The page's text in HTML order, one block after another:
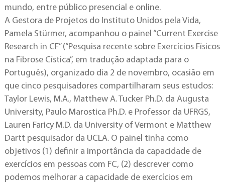
mundo, entre público presencial e online.
A Gestora de Projetos do Instituto Unidos pela Vida,
Pamela Stürmer, acompanhou o painel “Current Exercise
Research in CF” (“Pesquisa recente sobre Exercícios Físicos
na Fibrose Cística”, em tradução adaptada para o
Português), organizado dia 2 de novembro, ocasião em
que cinco pesquisadores compartilharam seus estudos:
Taylor Lewis, M.A., Matthew A. Tucker Ph.D. da Augusta
University, Paulo Marostica Ph.D. e Professor da UFRGS,
Lauren Faricy M.D. da University of Vermont e Matthew
Dartt pesquisador da UCLA. O painel tinha como
objetivos (1) definir a importância da capacidade de
exercícios em pessoas com FC, (2) descrever como
podemos melhorar a capacidade de exercícios em